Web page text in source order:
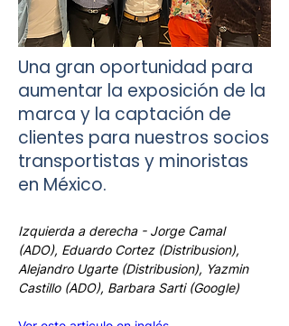
Una gran oportunidad para
aumentar la exposición de la
marca y la captación de
clientes para nuestros socios
transportistas y minoristas
en México.
Izquierda a derecha - Jorge Camal
(ADO), Eduardo Cortez (Distribusion),
Alejandro Ugarte (Distribusion), Yazmin
Castillo (ADO), Barbara Sarti (Google)